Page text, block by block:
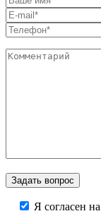
Я согласен на